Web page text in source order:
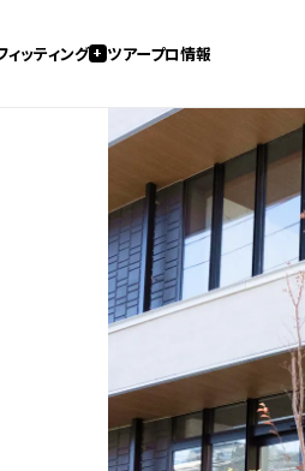
ィッティング ツアープロ情報